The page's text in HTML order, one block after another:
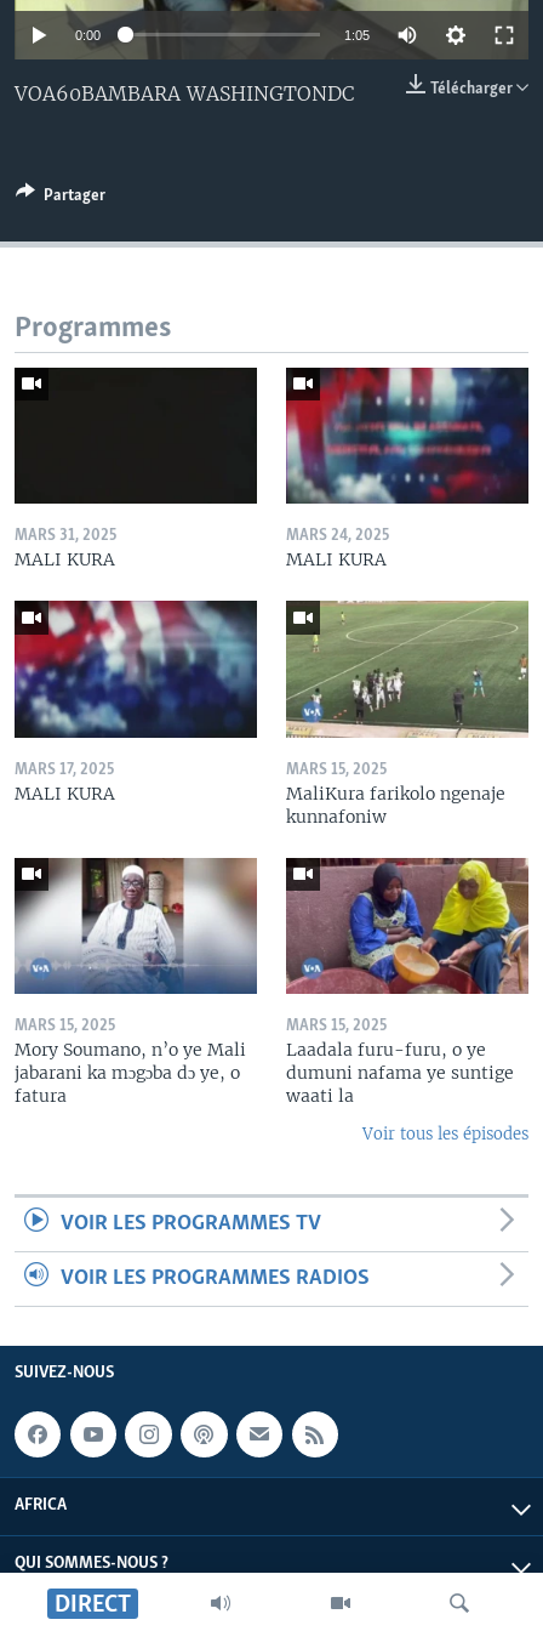
DIRECT
0:00 1:05
Télécharger
VOA60BAMBARA WASHINGTONDC
Partager
Programmes
MARS 31, 2025
MALI KURA
MARS 24, 2025
MALI KURA
MARS 17, 2025
MALI KURA
MARS 15, 2025
MaliKura farikolo ngenaje
kunnafoniw
MARS 15, 2025
Mory Soumano, n’o ye Mali
jabarani ka mɔgɔba dɔ ye, o
fatura
MARS 15, 2025
Laadala furu-furu, o ye
dumuni nafama ye suntige
waati la
Voir tous les épisodes
VOIR LES PROGRAMMES TV
VOIR LES PROGRAMMES RADIOS
SUIVEZ-NOUS
AFRICA
QUI SOMMES-NOUS ?